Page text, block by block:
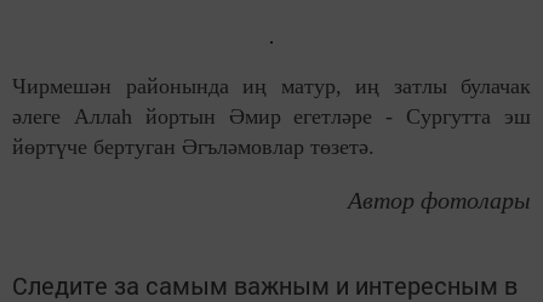
Чирмешән районында иң матур, иң затлы булачак
әлеге Аллаһ йортын Әмир егетләре - Сургутта эш
йөртүче бертуган Әгъләмовлар төзетә.
Автор фотолары
Следите за самым важным и интересным в